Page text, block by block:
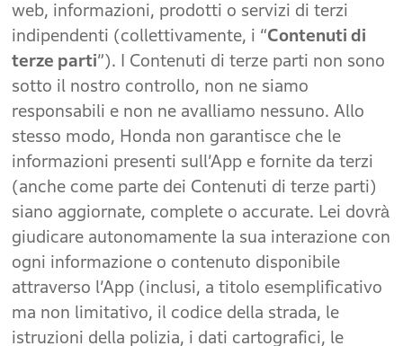
web, informazioni, prodotti o servizi di terzi
indipendenti (collettivamente, i “Contenuti di
terze parti”). I Contenuti di terze parti non sono
sotto il nostro controllo, non ne siamo
responsabili e non ne avalliamo nessuno. Allo
stesso modo, Honda non garantisce che le
informazioni presenti sull’App e fornite da terzi
(anche come parte dei Contenuti di terze parti)
siano aggiornate, complete o accurate. Lei dovrà
giudicare autonomamente la sua interazione con
ogni informazione o contenuto disponibile
attraverso l’App (inclusi, a titolo esemplificativo
ma non limitativo, il codice della strada, le
istruzioni della polizia, i dati cartografici, le